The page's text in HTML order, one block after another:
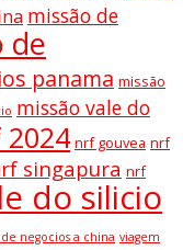
missão de
de
panama missão
missão vale do
nrf gouvea nrf
singapura nrf
do silicio
negocios a china viagem